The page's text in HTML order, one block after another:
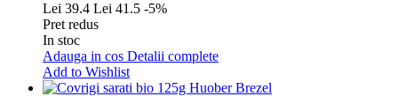
Lei 39.4 Lei 41.5 -5%
Pret redus
In stoc
Adauga in cos Detalii complete
Add to Wishlist